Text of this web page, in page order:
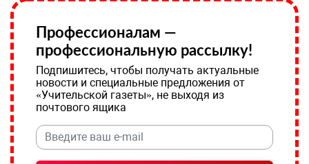
Профессионалам —
профессиональную рассылку!
Подпишитесь, чтобы получать актуальные
новости и специальные предложения от
«Учительской газеты», не выходя из
почтового ящика